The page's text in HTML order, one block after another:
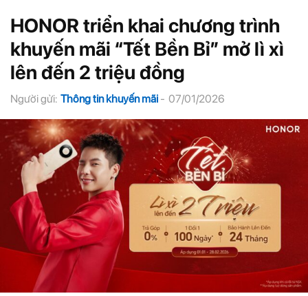
HONOR triển khai chương trình
khuyến mãi “Tết Bền Bỉ” mở lì xì
lên đến 2 triệu đồng
Người gửi: Thông tin khuyến mãi - 07/01/2026